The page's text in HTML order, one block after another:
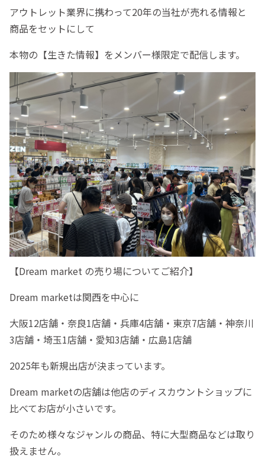
アウトレット業界に携わって20年の当社が売れる情報と
商品をセットにして
本物の【生きた情報】をメンバー様限定で配信します。
【Dream market の売り場についてご紹介】
Dream marketは関西を中心に
大阪12店舗・奈良1店舗・兵庫4店舗・東京7店舗・神奈川
3店舗・埼玉1店舗・愛知3店舗・広島1店舗
2025年も新規出店が決まっています。
Dream marketの店舗は他店のディスカウントショップに
比べてお店が小さいです。
そのため様々なジャンルの商品、特に大型商品などは取り
扱えません。